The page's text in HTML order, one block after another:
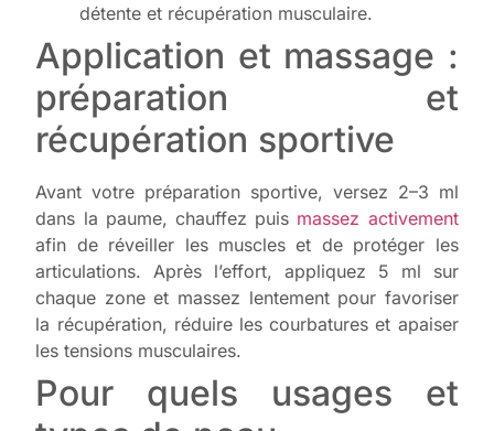
détente et récupération musculaire.
Application et massage :
préparation et
récupération sportive
Avant votre préparation sportive, versez 2–3 ml
dans la paume, chauffez puis massez activement
afin de réveiller les muscles et de protéger les
articulations. Après l’effort, appliquez 5 ml sur
chaque zone et massez lentement pour favoriser
la récupération, réduire les courbatures et apaiser
les tensions musculaires.
Pour quels usages et